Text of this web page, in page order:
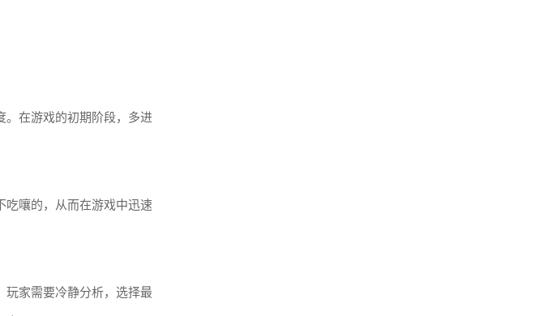
。在游戏的初期阶段，多进
吃嚷的，从而在游戏中迅速
玩家需要冷静分析，选择最